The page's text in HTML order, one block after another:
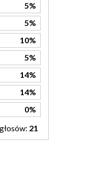
5%
5%
10%
5%
14%
14%
0%
21